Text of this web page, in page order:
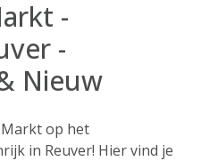
-
-
Nieuw
op het
in Reuver! Hier vind je